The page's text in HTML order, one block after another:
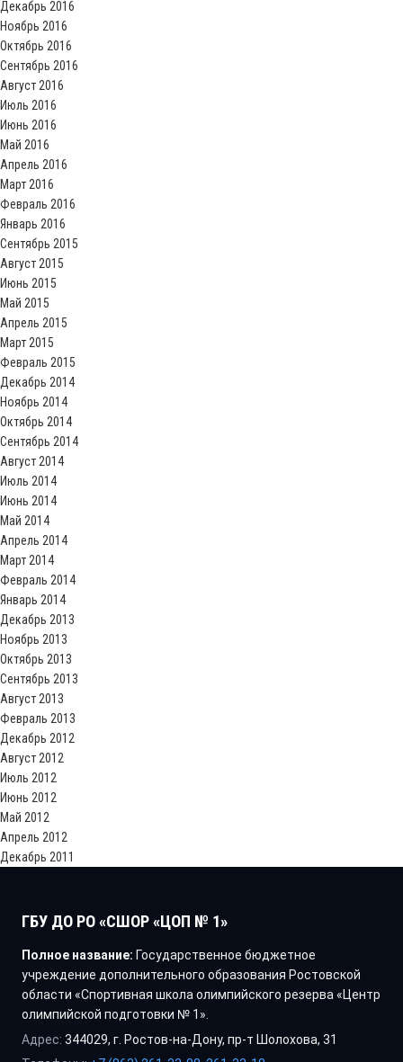
Декабрь 2016
Ноябрь 2016
Октябрь 2016
Сентябрь 2016
Август 2016
Июль 2016
Июнь 2016
Май 2016
Апрель 2016
Март 2016
Февраль 2016
Январь 2016
Сентябрь 2015
Август 2015
Июнь 2015
Май 2015
Апрель 2015
Март 2015
Февраль 2015
Декабрь 2014
Ноябрь 2014
Октябрь 2014
Сентябрь 2014
Август 2014
Июль 2014
Июнь 2014
Май 2014
Апрель 2014
Март 2014
Февраль 2014
Январь 2014
Декабрь 2013
Ноябрь 2013
Октябрь 2013
Сентябрь 2013
Август 2013
Февраль 2013
Декабрь 2012
Август 2012
Июль 2012
Июнь 2012
Май 2012
Апрель 2012
Декабрь 2011
ГБУ ДО РО «СШОР «ЦОП № 1»
Полное название: Государственное бюджетное
учреждение дополнительного образования Ростовской
области «Спортивная школа олимпийского резерва «Центр
олимпийской подготовки № 1».
Адрес: 344029, г. Ростов-на-Дону, пр-т Шолохова, 31